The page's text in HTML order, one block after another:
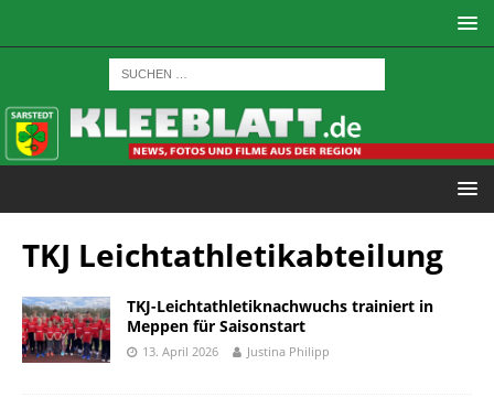
TKJ Leichtathletikabteilung
TKJ-Leichtathletiknachwuchs trainiert in
Meppen für Saisonstart
13. April 2026 Justina Philipp